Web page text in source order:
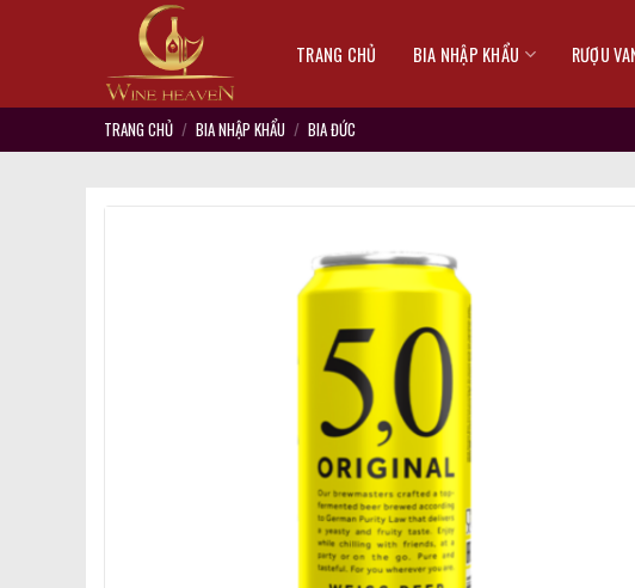
TRANG CHỦ BIA NHẬP KHẨU RƯỢU
TRANG CHỦ / BIA NHẬP KHẨU / BIA ĐỨC